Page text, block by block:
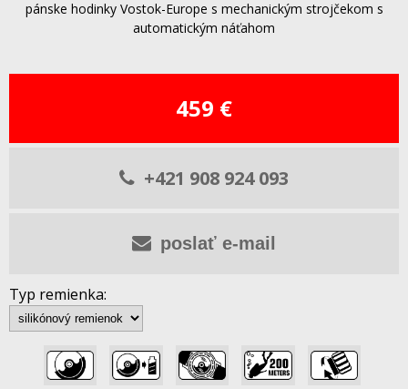
pánske hodinky Vostok-Europe s mechanickým strojčekom s
automatickým náťahom
459 €
+421 908 924 093
poslať e-mail
Typ remienka: